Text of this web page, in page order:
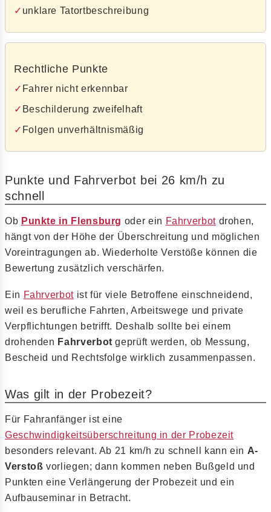
unklare Tatortbeschreibung
Rechtliche Punkte
Fahrer nicht erkennbar
Beschilderung zweifelhaft
Folgen unverhältnismäßig
Punkte und Fahrverbot bei 26 km/h zu
schnell
Ob Punkte in Flensburg oder ein Fahrverbotdrohen,
hängt von der Höhe der Überschreitung und möglichen
Voreintragungen ab. Wiederholte Verstöße können die
Bewertung zusätzlich verschärfen.
Ein Fahrverbotist für viele Betroffene einschneidend,
weil es berufliche Fahrten, Arbeitswege und private
Verpflichtungen betrifft. Deshalb sollte bei einem
drohenden Fahrverbot geprüft werden, ob Messung,
Bescheid und Rechtsfolge wirklich zusammenpassen.
Was gilt in der Probezeit?
Für Fahranfänger ist eine
Geschwindigkeitsüberschreitung in der Probezeit
besonders relevant. Ab 21 km/h zu schnell kann ein A-
Verstoß vorliegen; dann kommen neben Bußgeld und
Punkten eine Verlängerung der Probezeit und ein
Aufbauseminar in Betracht.